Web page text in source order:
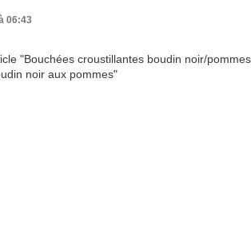
06:43